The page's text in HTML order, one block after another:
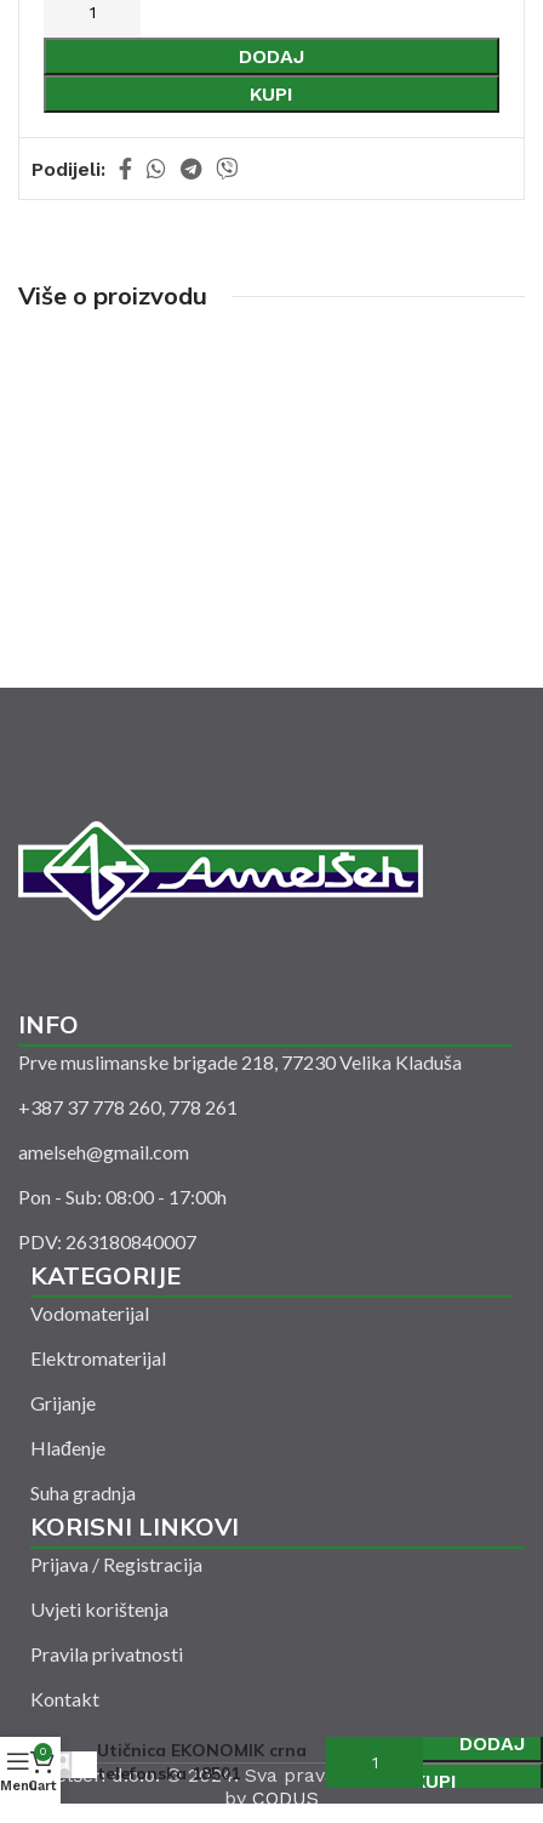
DODAJ
KUPI
Podijeli:
Više o proizvodu
INFO
Prve muslimanske brigade 218, 77230 Velika Kladuša
+387 37 778 260, 778 261
amelseh@gmail.com
Pon - Sub: 08:00 - 17:00h
PDV: 263180840007
KATEGORIJE
Vodomaterijal
Elektromaterijal
Grijanje
Hlađenje
Suha gradnja
KORISNI LINKOVI
Prijava / Registracija
Uvjeti korištenja
Pravila privatnosti
Kontakt
Amelšeh d.o.o. © 2024. Sva prava zadržana. Powered
byCODUS
Utičnica EKONOMIK crna
telefonska 18501
DODAJ
KUPI
Menu
0
Cart